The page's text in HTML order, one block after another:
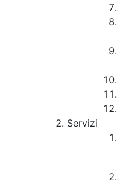
Servizi